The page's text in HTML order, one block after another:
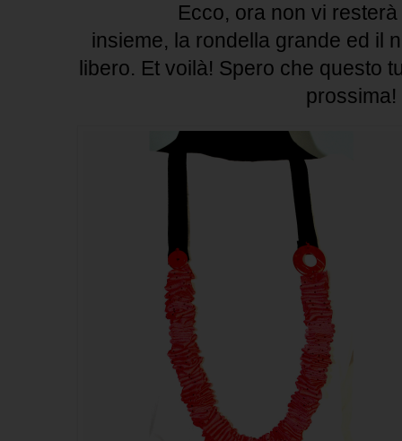
Ecco, ora non vi
insieme, la rondella grande ed il
libero. Et voilà! Spero che questo
prossima!